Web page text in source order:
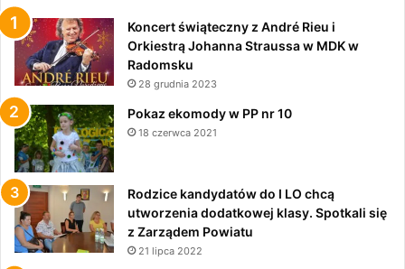
Koncert świąteczny z André Rieu i
Orkiestrą Johanna Straussa w MDK w
Radomsku
28 grudnia 2023
Pokaz ekomody w PP nr 10
18 czerwca 2021
Rodzice kandydatów do I LO chcą
utworzenia dodatkowej klasy. Spotkali się
z Zarządem Powiatu
21 lipca 2022